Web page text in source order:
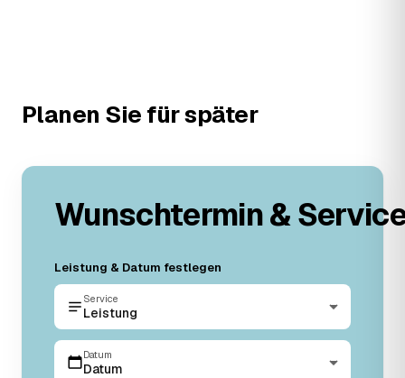
Planen Sie für später
Wunschtermin &
Leistung & Datum festlegen
Service
Leistung
Datum
Datum